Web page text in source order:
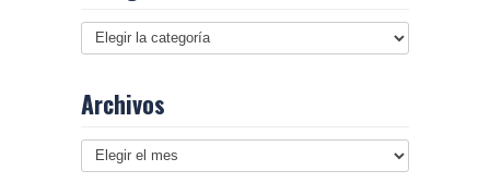
Archivos
Archivos